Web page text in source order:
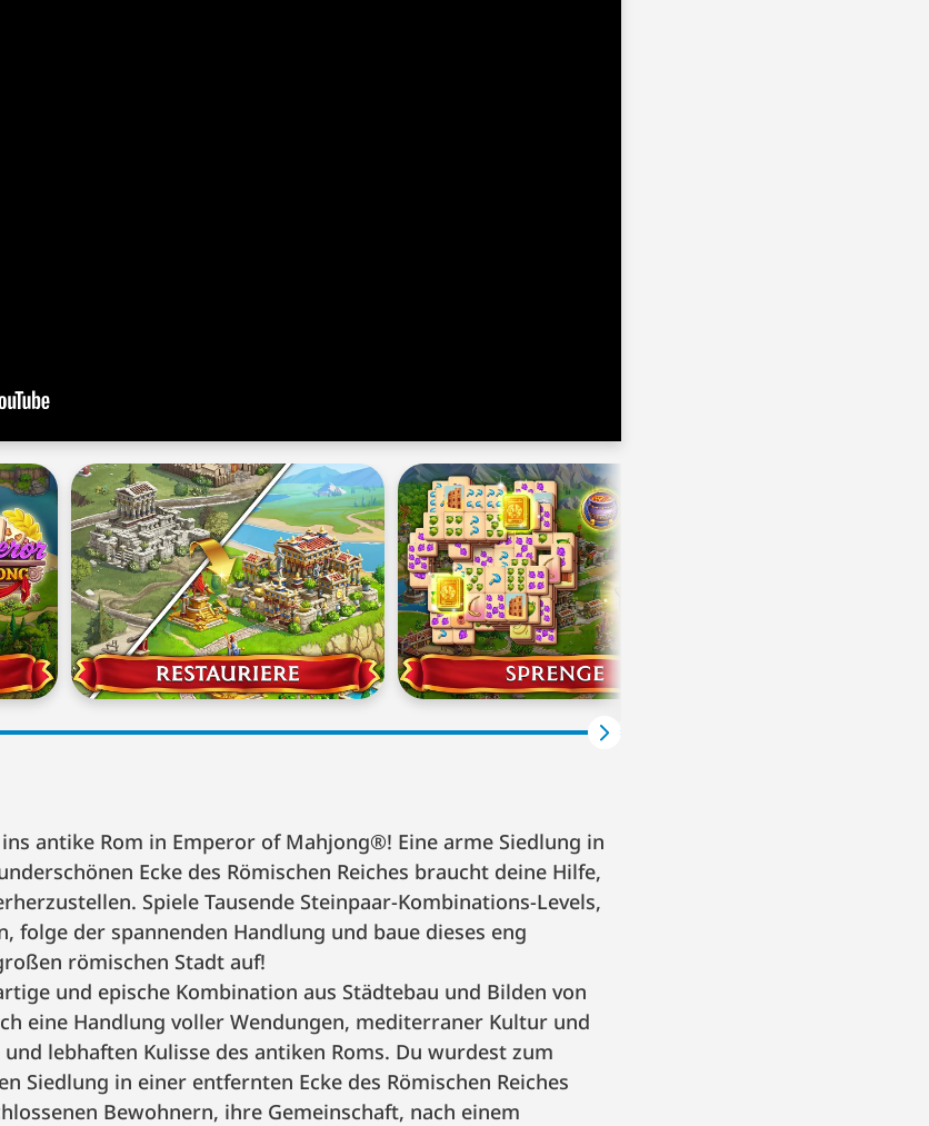
antike Rom in Emperor of Mahjong®! Eine arme Siedlung in
Ecke des Römischen Reiches braucht deine Hilfe,
Spiele Tausende Steinpaar-Kombinations-Levels,
folge der spannenden Handlung und baue dieses eng
römischen Stadt auf!
und epische Kombination aus Städtebau und Bilden von
eine Handlung voller Wendungen, mediterraner Kultur und
lebhaften Kulisse des antiken Roms. Du wurdest zum
Siedlung in einer entfernten Ecke des Römischen Reiches
Bewohnern, ihre Gemeinschaft, nach einem